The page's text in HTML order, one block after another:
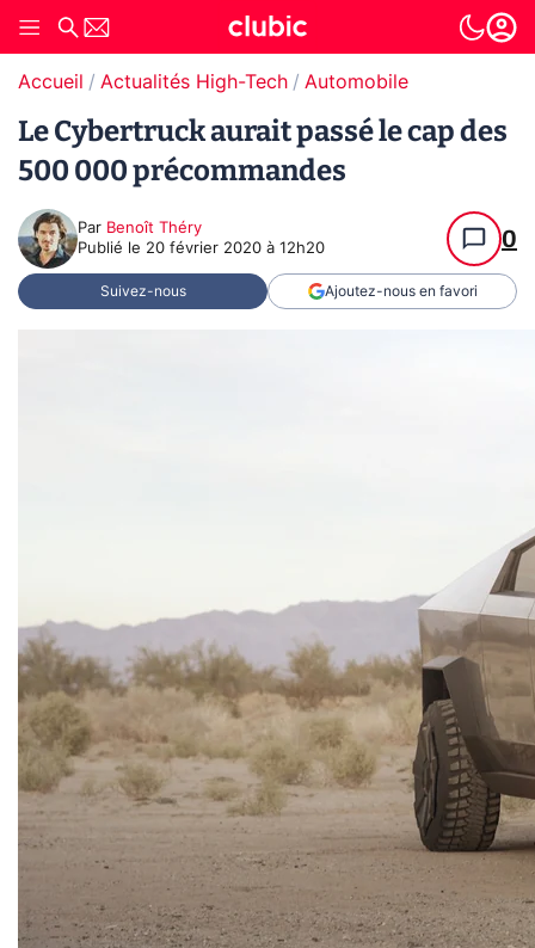
Accueil Actualités High-Tech Automobile
Le Cybertruck aurait passé le cap des
500 000 précommandes
Par Benoît Théry
Publié le 20 février 2020 à 12h20 0
Suivez-nous Ajoutez-nous en favori